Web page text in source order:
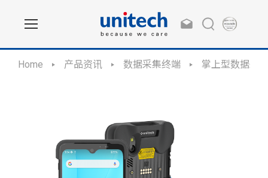
Home 产品资讯 数据采集终端 掌上型数据采